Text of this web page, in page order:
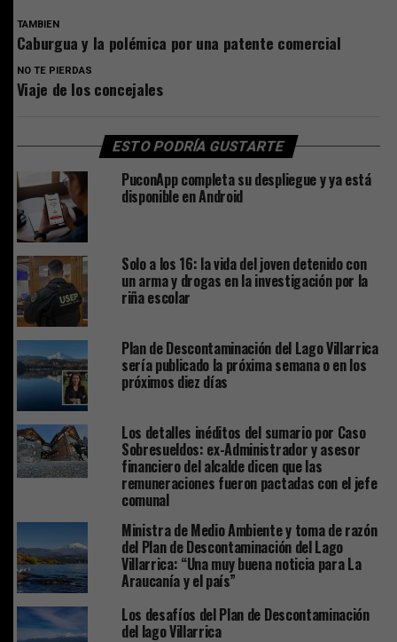
TAMBIEN
Caburgua y la polémica por una patente comercial
NO TE PIERDAS
Viaje de los concejales
ESTO PODRÍA GUSTARTE
PuconApp completa su despliegue y ya está
disponible en Android
Solo a los 16: la vida del joven detenido con
un arma y drogas en la investigación por la
riña escolar
Plan de Descontaminación del Lago Villarrica
sería publicado la próxima semana o en los
próximos diez días
Los detalles inéditos del sumario por Caso
Sobresueldos: ex-Administrador y asesor
financiero del alcalde dicen que las
remuneraciones fueron pactadas con el jefe
comunal
Ministra de Medio Ambiente y toma de razón
del Plan de Descontaminación del Lago
Villarrica: “Una muy buena noticia para La
Araucanía y el país”
Los desafíos del Plan de Descontaminación
del lago Villarrica